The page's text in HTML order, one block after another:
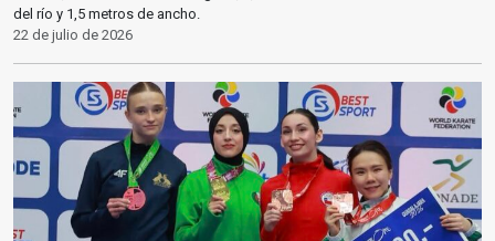
del río y 1,5 metros de ancho.
22 de julio de 2026